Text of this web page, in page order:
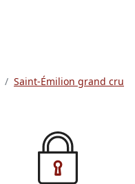
Saint-Émilion grand cru